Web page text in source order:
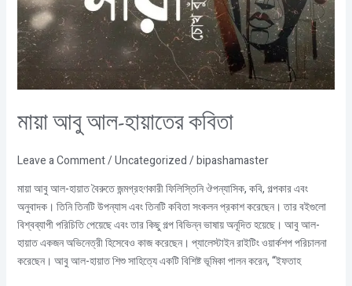
মায়া আবু আল-হায়াতের কবিতা
Leave a Comment/Uncategorized/bipashamaster
মায়া আবু আল-হায়াত বৈরুতে জন্মগ্রহণকারী ফিলিস্তিনি ঔপন্যাসিক, কবি, গল্পকার এবং
অনুবাদক। তিনি তিনটি উপন্যাস এবং তিনটি কবিতা সংকলন প্রকাশ করেছেন। তার বইগুলো
বিশ্বব্যাপী পরিচিতি পেয়েছে এবং তার কিছু গল্প বিভিন্ন ভাষায় অনূদিত হয়েছে। আবু আল-
হায়াত একজন অভিনেত্রী হিসেবেও কাজ করেছেন। প্যালেস্টাইন রাইটিং ওয়ার্কশপ পরিচালনা
করেছেন। আবু আল-হায়াত শিশু সাহিত্যে একটি বিশিষ্ট ভূমিকা পালন করেন, “ইফতাহ